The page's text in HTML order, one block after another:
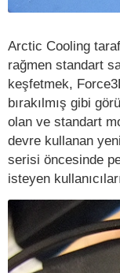
Arctic Cooling
rağmen standart
keşfetmek,
bırakılmış gibi
olan ve standart
devre kullanan
serisi öncesinde
isteyen